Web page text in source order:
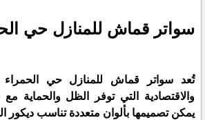
سواتر قماش للمنازل حي
تُعد سواتر قماش للمنازل حي الحمراء
والاقتصادية التي توفر الظل والحماية
يمكن تصميمها بألوان متعددة تناسب ديكور